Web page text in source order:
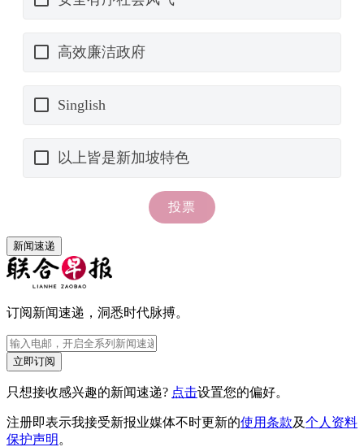
新闻速递
订阅新闻速递，洞悉时代脉搏。
立即订阅
只想接收感兴趣的新闻速递? 点击设置您的偏好。
注册即表示我接受新报业媒体不时更新的使用条款及个人资料
保护声明 。